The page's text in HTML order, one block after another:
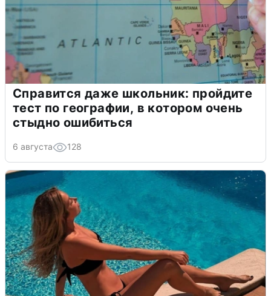
Справится даже школьник: пройдите
тест по географии, в котором очень
стыдно ошибиться
6 августа 128